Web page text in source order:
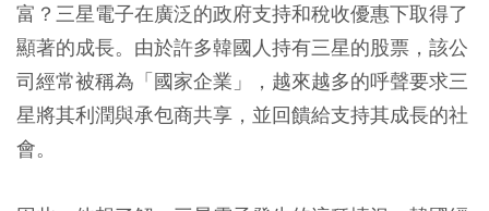
富？三星電子在廣泛的政府支持和稅收優惠下取得了
顯著的成長。由於許多韓國人持有三星的股票，該公
司經常被稱為「國家企業」，越來越多的呼聲要求三
星將其利潤與承包商共享，並回饋給支持其成長的社
會。